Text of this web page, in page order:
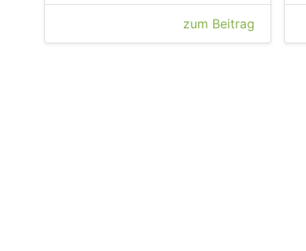
zum Beitrag